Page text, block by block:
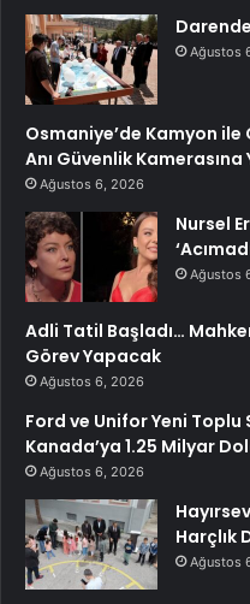
Ağustos
Osmaniye’de Kamyon ile
Anı Güvenlik Kamerasına
Ağustos 6, 2026
Nursel
Ağustos
Adli Tatil Başladı…
Görev Yapacak
Ağustos 6, 2026
Ford ve Unifor Yeni Toplu
Kanada’ya 1.25 Milyar
Ağustos 6, 2026
Harçlık
Ağustos